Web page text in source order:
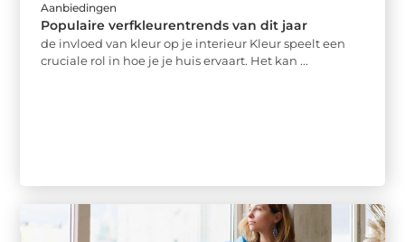
Aanbiedingen
Populaire verfkleurentrends van dit jaar
de invloed van kleur op je interieur Kleur speelt een
cruciale rol in hoe je je huis ervaart. Het kan ...